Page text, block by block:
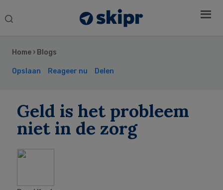
Search
Home › Blogs
Opslaan Reageer nu Delen
Geld is het probleem
niet in de zorg
Sidebar